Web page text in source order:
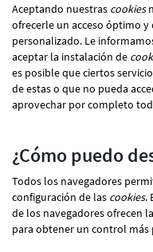
Aceptando nuestras cookies
ofrecerle un acceso óptimo y
personalizado. Le
aceptar la instalación de
es posible que ciertos
de estas o que no pueda
aprovechar por completo
¿Cómo puedo
Todos los navegadores
configuración de las cookies.
de los navegadores ofrecen
para obtener un control más